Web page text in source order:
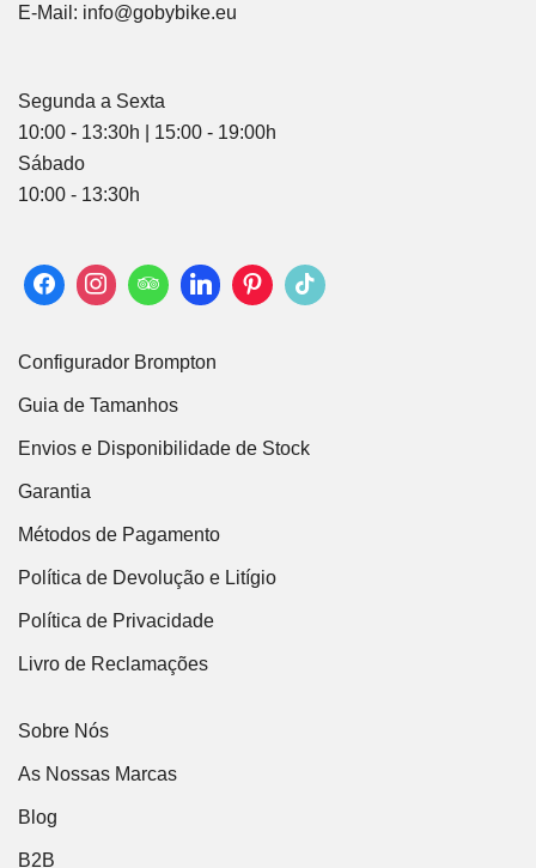
E-Mail: info@gobybike.eu
Segunda a Sexta
10:00 - 13:30h | 15:00 - 19:00h
Sábado
10:00 - 13:30h
Configurador Brompton
Guia de Tamanhos
Envios e Disponibilidade de Stock
Garantia
Métodos de Pagamento
Política de Devolução e Litígio
Política de Privacidade
Livro de Reclamações
Sobre Nós
As Nossas Marcas
Blog
B2B